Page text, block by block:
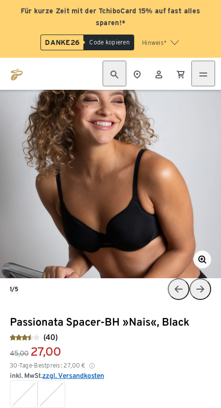
Für kurze Zeit mit der TchiboCard 15% auf fast alles
sparen!*
DANKE26 Code kopieren Hinweis*
Passionata Spacer-BH »Nais«, Black
(40)
45,00 27,00
30-Tage-Bestpreis: 27,00 €
inkl. MwSt.zzgl. Versandkosten
1/5